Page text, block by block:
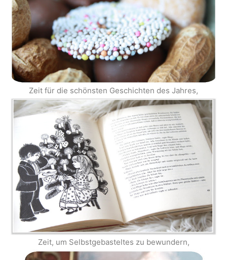
Zeit für die schönsten Geschichten des Jahres,
Zeit, um Selbstgebasteltes zu bewundern,